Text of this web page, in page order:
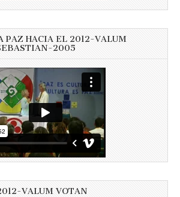
PAZ HACIA EL 2012-VALUM
2005
VALUM VOTAN